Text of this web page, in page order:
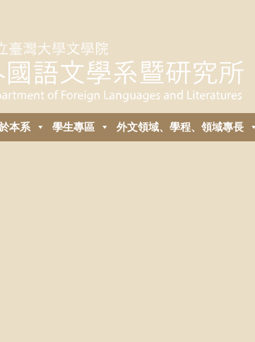
本系 學生專區 外⽂領域、學程、領域專長